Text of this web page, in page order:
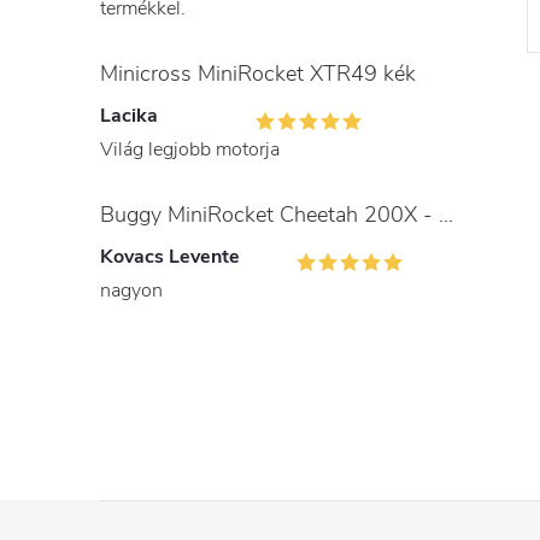
termékkel.
Minicross MiniRocket XTR49 kék
Lacika
Világ legjobb motorja
Buggy MiniRocket Cheetah 200X - gyerekeknek és felnőtteknek
Kovacs Levente
nagyon